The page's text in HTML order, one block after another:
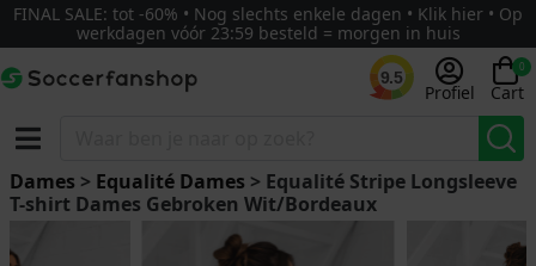
FINAL SALE: tot -60% • Nog slechts enkele dagen • Klik hier • Op
werkdagen vóór 23:59 besteld = morgen in huis
9.5
Profiel
0
Cart
Dames > Equalité Dames > Equalité Stripe Longsleeve
T-shirt Dames Gebroken Wit/Bordeaux